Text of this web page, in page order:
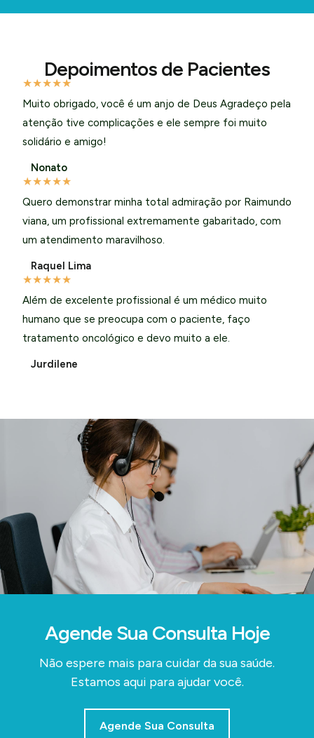
Depoimentos de Pacientes
★★★★★
Muito obrigado, você é um anjo de Deus Agradeço pela
atenção tive complicações e ele sempre foi muito
solidário e amigo!
Nonato
★★★★★
Quero demonstrar minha total admiração por Raimundo
viana, um profissional extremamente gabaritado, com
um atendimento maravilhoso.
Raquel Lima
★★★★★
Além de excelente profissional é um médico muito
humano que se preocupa com o paciente, faço
tratamento oncológico e devo muito a ele.
Jurdilene
Agende Sua Consulta Hoje
Não espere mais para cuidar da sua saúde.
Estamos aqui para ajudar você.
Agende Sua Consulta